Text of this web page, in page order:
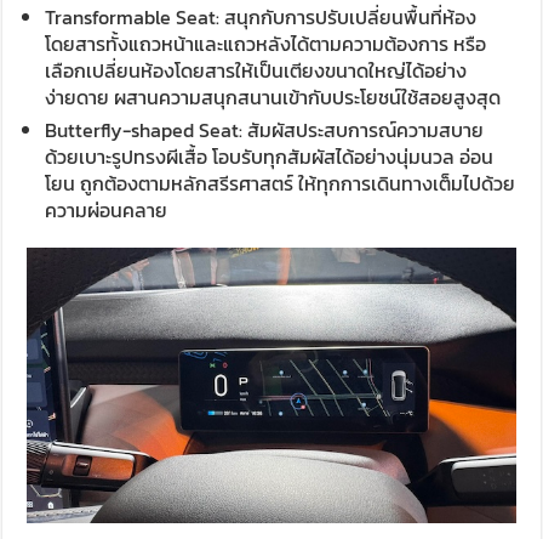
Transformable Seat: สนุกกับการปรับเปลี่ยนพื้นที่ห้อง
โดยสารทั้งแถวหน้าและแถวหลังได้ตามความต้องการ หรือ
เลือกเปลี่ยนห้องโดยสารให้เป็นเตียงขนาดใหญ่ได้อย่าง
ง่ายดาย ผสานความสนุกสนานเข้ากับประโยชน์ใช้สอยสูงสุด
Butterfly-shaped Seat: สัมผัสประสบการณ์ความสบาย
ด้วยเบาะรูปทรงผีเสื้อ โอบรับทุกสัมผัสได้อย่างนุ่มนวล อ่อน
โยน ถูกต้องตามหลักสรีรศาสตร์ ให้ทุกการเดินทางเต็มไปด้วย
ความผ่อนคลาย